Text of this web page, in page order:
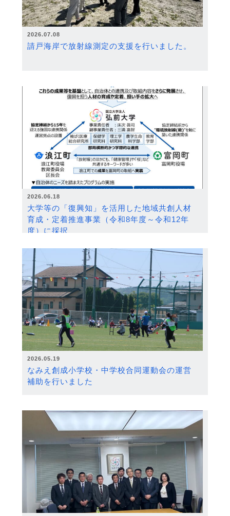
2026.07.08
請戸海岸で放射線測定の支援を行いました。
2026.06.18
大学等の「復興知」を活用した地域共創人材
育成・定着推進事業（令和8年度～令和12年
度）に採択
2026.05.19
なみえ創成小学校・中学校合同運動会の運営
補助を行いました